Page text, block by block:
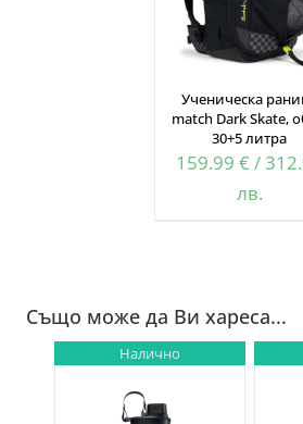
Ученическа
match Dark Skate,
30+5 литра
159.99 € /
лв.
Също може да Ви хареса...
Налично